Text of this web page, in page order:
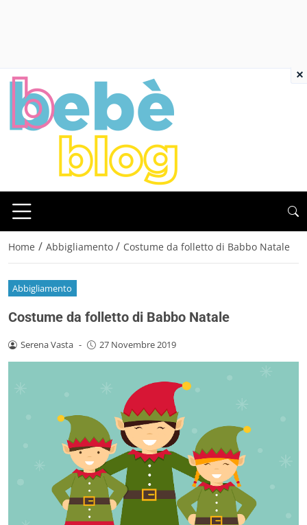
Home / Abbigliamento / Costume da folletto di Babbo Natale
Abbigliamento
Costume da folletto di Babbo Natale
Serena Vasta - 27 Novembre 2019
×